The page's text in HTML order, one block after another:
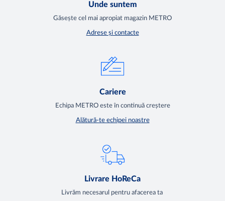
Unde suntem
Găsește cel mai apropiat magazin METRO
Adrese și contacte
Cariere
Echipa METRO este în continuă creștere
Alătură-te echipei noastre
Livrare HoReCa
Livrăm necesarul pentru afacerea ta